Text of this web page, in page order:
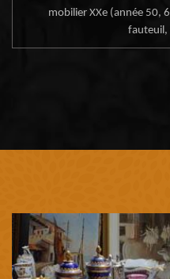
mobilier XXe (année 50,
fauteuil,